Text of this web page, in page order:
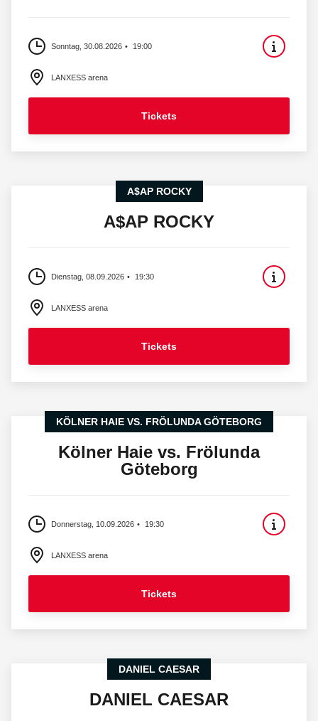
Sonntag, 30.08.2026 19:00
LANXESS arena
Tickets
A$AP ROCKY
A$AP ROCKY
Dienstag, 08.09.2026 19:30
LANXESS arena
Tickets
KÖLNER HAIE VS. FRÖLUNDA GÖTEBORG
Kölner Haie vs. Frölunda
Göteborg
Donnerstag, 10.09.2026 19:30
LANXESS arena
Tickets
DANIEL CAESAR
DANIEL CAESAR